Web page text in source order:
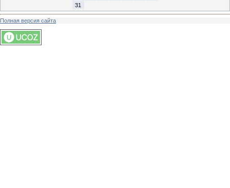
31
Полная версия сайта